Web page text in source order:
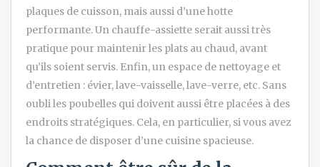
plaques de cuisson, mais aussi d’une hotte
performante. Un chauffe-assiette serait aussi très
pratique pour maintenir les plats au chaud, avant
qu’ils soient servis. Enfin, un espace de nettoyage et
d’entretien : évier, lave-vaisselle, lave-verre, etc. Sans
oubli les poubelles qui doivent aussi être placées à des
endroits stratégiques. Cela, en particulier, si vous avez
la chance de disposer d’une cuisine spacieuse.